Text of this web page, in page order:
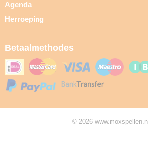
Agenda
Herroeping
Betaalmethodes
© 2026 www.moxspellen.nl